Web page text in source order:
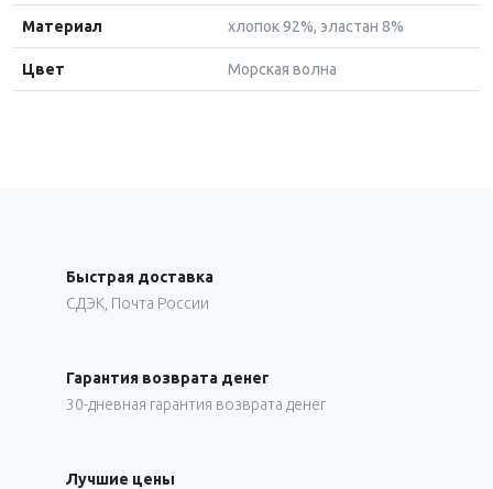
Материал хлопок 92%, эластан 8%
Цвет Морская волна
Быстрая доставка
СДЭК, Почта России
Гарантия возврата денег
30-дневная гарантия возврата денег
Лучшие цены